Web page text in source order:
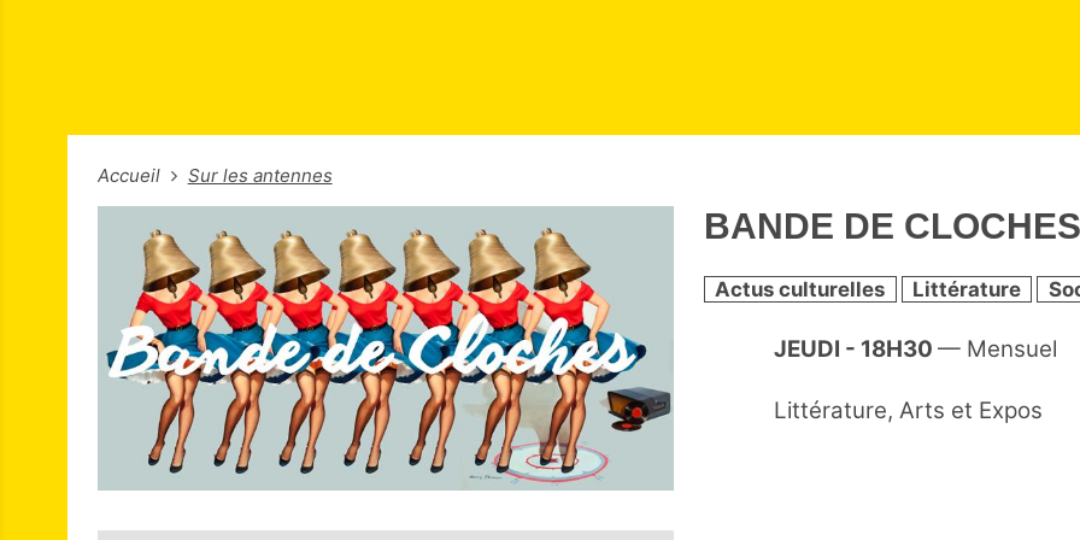
Accueil Sur les antennes
BANDE DE CLOCHES
Actus culturelles Littérature
JEUDI - 18H30— Mensuel
Littérature, Arts et Expos